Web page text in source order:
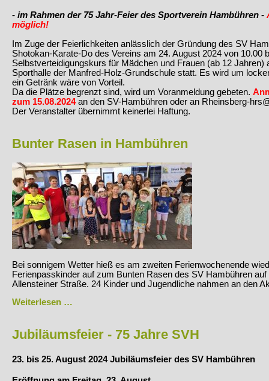
- im Rahmen der 75 Jahr-Feier des Sportverein Hambühren -
möglich!
Im Zuge der Feierlichkeiten anlässlich der Gründung des SV
Shotokan-Karate-Do des Vereins am 24. August 2024 von 10.00
Selbstverteidigungskurs für Mädchen und Frauen (ab 12 Jahren)
Sporthalle der Manfred-Holz-Grundschule statt. Es wird um
ein Getränk wäre von Vorteil.
Da die Plätze begrenzt sind, wird um Voranmeldung gebeten.
zum 15.08.2024an den SV-Hambühren oder an Rheinsberg-
Der Veranstalter übernimmt keinerlei Haftung.
Bunter Rasen in Hambühren
Bei sonnigem Wetter hieß es am zweiten Ferienwochenende
Ferienpasskinder auf zum Bunten Rasen des SV Hambühren
Allensteiner Straße. 24 Kinder und Jugendliche nahmen an den
Weiterlesen …
Hambühren
Jubiläumsfeier - 75 Jahre SVH
23. bis 25. August 2024 Jubiläumsfeier des SV Hambühren